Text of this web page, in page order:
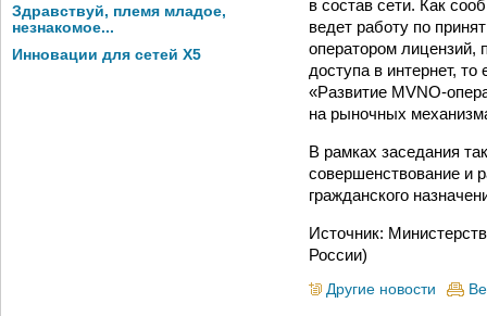
Здравствуй, племя младое,
незнакомое...
Инновации для сетей X5
в состав сети. Как
ведет работу по
оператором лицензий,
доступа в интернет,
«Развитие MVNO-
на рыночных
В рамках заседания
совершенствование и
гражданского
Источник:
России)
Другие новости